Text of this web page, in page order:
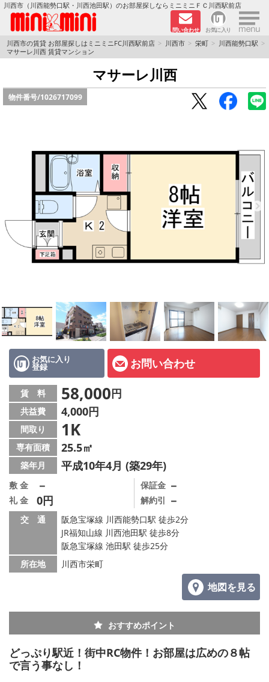
川西市（川西能勢口駅・川西池田駅）のお部屋探しならミニミニＦＣ川西駅前店
問い合わせ お気に入り ×
TOPページ
ペットOKの物件
路線·駅から探す
地域から探す
地図から探す
LINEおともだち
メールでお問い合わせ
川西市の賃貸 お部屋探しはミニミニFC川西駅前店 川西市 栄町
川西能勢口駅
マサーレ川西 賃貸マンション
マサーレ川西
物件番号/1026717099
お気に入り
登録 お問い合わせ
賃 料 58,000円
共益費 4,000円
間取り 1K
専有面積 25.5㎡
築年月 平成10年4月 (築29年)
敷 金 －
礼 金 0円
保証金 －
解約引 －
交 通
阪急宝塚線 川西能勢口駅 徒歩2分
JR福知山線 川西池田駅 徒歩8分
阪急宝塚線 池田駅 徒歩25分
所在地
川西市栄町
地図を見る
おすすめポイント
どっぷり駅近！街中RC物件！お部屋は広めの８帖
で言う事なし！